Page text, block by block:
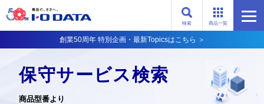
商品一覧
検索
創業50周年 特別企画・最新Topicsはこちら ＞
保守サービス検索
商品型番より